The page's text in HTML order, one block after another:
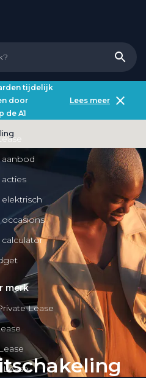
aanbod
occasions
calculator
merk
Lease
Lease
tijdelijk
door
de A1
Lees meer